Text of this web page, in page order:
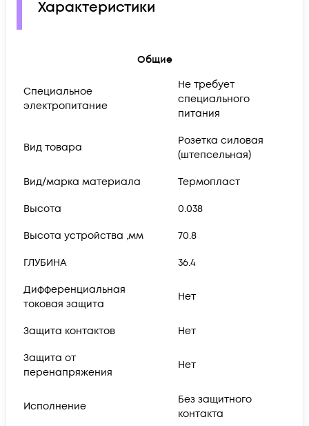
Характеристики
Общие
Cпециальное
электропитание
Не требует
специального
питания
Вид товара
Розетка силовая
(штепсельная)
Вид/марка материала Термопласт
Высота 0.038
Высота устройства ,мм 70.8
ГЛУБИНА 36.4
Дифференциальная
токовая защита
Нет
Защита контактов Нет
Защита от
перенапряжения
Нет
Исполнение
Без защитного
контакта